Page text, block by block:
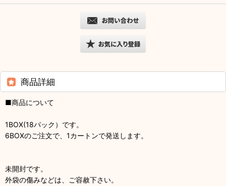
商品詳細
■商品について
1BOX(18パック）です。
6BOXのご注文で、1カートンで発送します。
未開封です。
外袋の傷みなどは、ご容赦下さい。